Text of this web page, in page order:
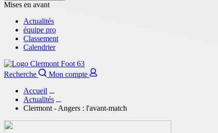
Mises en avant
Actualités
équipe pro
Classement
Calendrier
Recherche
Mon compte
Accueil
Actualités
Clermont - Angers : l'avant-match